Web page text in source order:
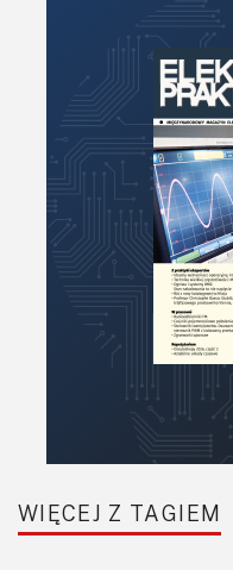
Optoelektronika
Podstawy elektroniki
Podzespoły bierne
Półprzewodniki
Pomiary i testy
Projektowanie
Sensory
WIĘCEJ Z TAGIEM